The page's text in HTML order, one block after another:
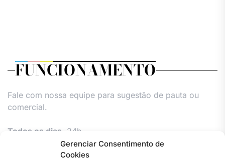
Gerenciar Consentimento de
Cookies
FUNCIONAMENTO
Fale com nossa equipe para sugestão de pauta ou
comercial.
Todos os dias, 24h.